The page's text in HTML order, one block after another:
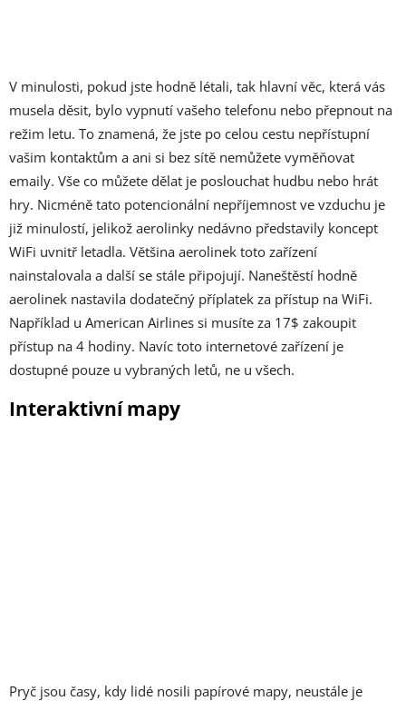
V minulosti, pokud jste hodně létali, tak hlavní věc, která vás
musela děsit, bylo vypnutí vašeho telefonu nebo přepnout na
režim letu. To znamená, že jste po celou cestu nepřístupní
vašim kontaktům a ani si bez sítě nemůžete vyměňovat
emaily. Vše co můžete dělat je poslouchat hudbu nebo hrát
hry. Nicméně tato potencionální nepříjemnost ve vzduchu je
již minulostí, jelikož aerolinky nedávno představily koncept
WiFi uvnitř letadla. Většina aerolinek toto zařízení
nainstalovala a další se stále připojují. Naneštěstí hodně
aerolinek nastavila dodatečný příplatek za přístup na WiFi.
Například u American Airlines si musíte za 17$ zakoupit
přístup na 4 hodiny. Navíc toto internetové zařízení je
dostupné pouze u vybraných letů, ne u všech.
Interaktivní mapy
Pryč jsou časy, kdy lidé nosili papírové mapy, neustále je